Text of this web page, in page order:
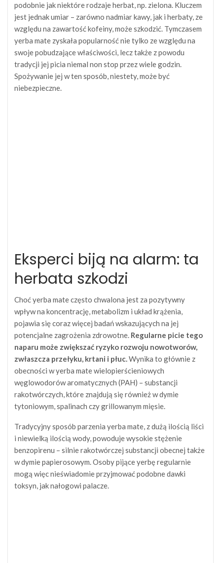
podobnie jak niektóre rodzaje herbat, np. zielona. Kluczem
jest jednak umiar – zarówno nadmiar kawy, jak i herbaty, ze
względu na zawartość kofeiny, może szkodzić. Tymczasem
yerba mate zyskała popularność nie tylko ze względu na
swoje pobudzające właściwości, lecz także z powodu
tradycji jej picia niemal non stop przez wiele godzin.
Spożywanie jej w ten sposób, niestety, może być
niebezpieczne.
Eksperci biją na alarm: ta
herbata szkodzi
Choć yerba mate często chwalona jest za pozytywny
wpływ na koncentrację, metabolizm i układ krążenia,
pojawia się coraz więcej badań wskazujących na jej
potencjalne zagrożenia zdrowotne. Regularne picie tego
naparu może zwiększać ryzyko rozwoju nowotworów,
zwłaszcza przełyku, krtani i płuc.Wynika to głównie z
obecności w yerba mate wielopierścieniowych
węglowodorów aromatycznych (PAH) – substancji
rakotwórczych, które znajdują się również w dymie
tytoniowym, spalinach czy grillowanym mięsie.
Tradycyjny sposób parzenia yerba mate, z dużą ilością liści
i niewielką ilością wody, powoduje wysokie stężenie
benzopirenu – silnie rakotwórczej substancji obecnej także
w dymie papierosowym. Osoby pijące yerbę regularnie
mogą więc nieświadomie przyjmować podobne dawki
toksyn, jak nałogowi palacze.